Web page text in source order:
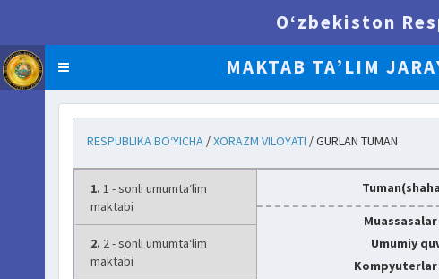
O‘zbekiston
BI.UZEDU.UZ
MAKTAB TA’LIM
RESPUBLIKA BO‘YICHA /XORAZM VILOYATI / GURLAN TUMAN
1. 1 - sonli umumta‘lim
maktabi
2. 2 - sonli umumta‘lim
maktabi
Umumiy
Kompyuterlar